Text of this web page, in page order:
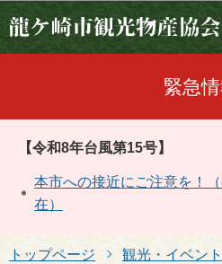
このページの
緊急
【令和8年台風第15号】
本市への接近にご注意を！
在）
トップページ
観光・イベント